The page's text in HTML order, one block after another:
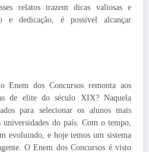
relatos trazem dicas valiosas e
e dedicação, é possível alcançar
Enem dos Concursos remonta aos
de elite do século XIX? Naquela
para selecionar os alunos mais
universidades do país. Com o tempo,
evoluindo, e hoje temos um sistema
O Enem dos Concursos é visto